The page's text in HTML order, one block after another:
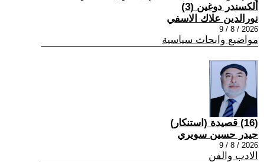
ألكسندر دوغين (3)
نورالدين علاك الاسفي
2026 / 8 / 9
مواضيع وابحاث سياسية
(16) قصيدة (استنكار)
حيدر حسين سويري
2026 / 8 / 9
الادب والفن